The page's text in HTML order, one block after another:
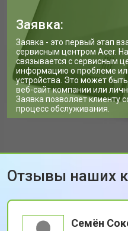
Заявка:
Заявка - это первый этап
сервисным центром Acer.
связывается с сервисным
информацию о проблеме
устройства. Это может
веб-сайт компании или
Заявка позволяет клиенту
процесс обслуживания.
Отзывы наших
Семён